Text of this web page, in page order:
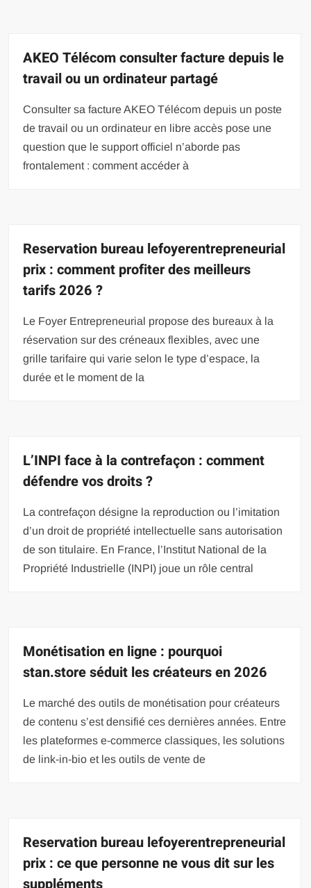
AKEO Télécom consulter facture depuis le
travail ou un ordinateur partagé
Consulter sa facture AKEO Télécom depuis un poste
de travail ou un ordinateur en libre accès pose une
question que le support officiel n’aborde pas
frontalement : comment accéder à
Reservation bureau lefoyerentrepreneurial
prix : comment profiter des meilleurs
tarifs 2026 ?
Le Foyer Entrepreneurial propose des bureaux à la
réservation sur des créneaux flexibles, avec une
grille tarifaire qui varie selon le type d’espace, la
durée et le moment de la
L’INPI face à la contrefaçon : comment
défendre vos droits ?
La contrefaçon désigne la reproduction ou l’imitation
d’un droit de propriété intellectuelle sans autorisation
de son titulaire. En France, l’Institut National de la
Propriété Industrielle (INPI) joue un rôle central
Monétisation en ligne : pourquoi
stan.store séduit les créateurs en 2026
Le marché des outils de monétisation pour créateurs
de contenu s’est densifié ces dernières années. Entre
les plateformes e-commerce classiques, les solutions
de link-in-bio et les outils de vente de
Reservation bureau lefoyerentrepreneurial
prix : ce que personne ne vous dit sur les
suppléments